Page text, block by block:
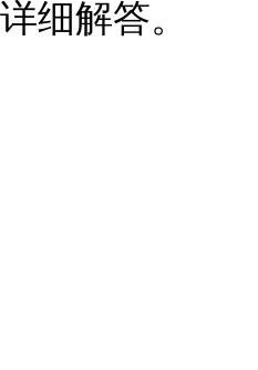
详细解答。